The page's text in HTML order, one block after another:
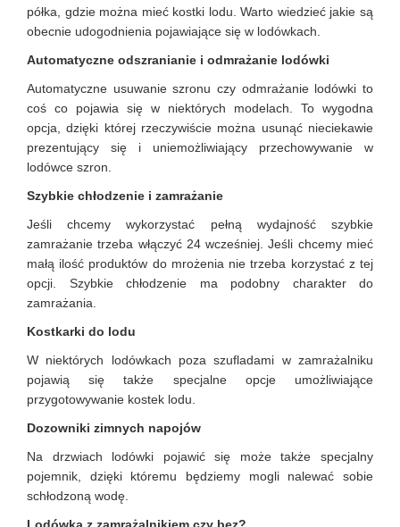
półka, gdzie można mieć kostki lodu. Warto wiedzieć jakie są
obecnie udogodnienia pojawiające się w lodówkach.
Automatyczne odszranianie i odmrażanie lodówki
Automatyczne usuwanie szronu czy odmrażanie lodówki to
coś co pojawia się w niektórych modelach. To wygodna
opcja, dzięki której rzeczywiście można usunąć nieciekawie
prezentujący się i uniemożliwiający przechowywanie w
lodówce szron.
Szybkie chłodzenie i zamrażanie
Jeśli chcemy wykorzystać pełną wydajność szybkie
zamrażanie trzeba włączyć 24 wcześniej. Jeśli chcemy mieć
małą ilość produktów do mrożenia nie trzeba korzystać z tej
opcji. Szybkie chłodzenie ma podobny charakter do
zamrażania.
Kostkarki do lodu
W niektórych lodówkach poza szufladami w zamrażalniku
pojawią się także specjalne opcje umożliwiające
przygotowywanie kostek lodu.
Dozowniki zimnych napojów
Na drzwiach lodówki pojawić się może także specjalny
pojemnik, dzięki któremu będziemy mogli nalewać sobie
schłodzoną wodę.